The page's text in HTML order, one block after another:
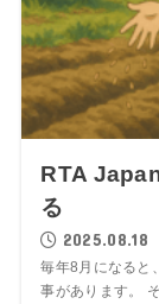
RTA
る
2025.08.18
毎年8月になると
事があります。